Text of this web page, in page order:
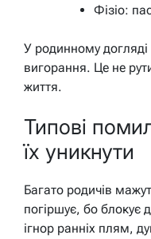
Фізіо:
У родинному
вигорання. Це не
життя.
Типові
їх уникнути
Багато родичів
погіршує, бо блокує
ігнор ранніх плям,